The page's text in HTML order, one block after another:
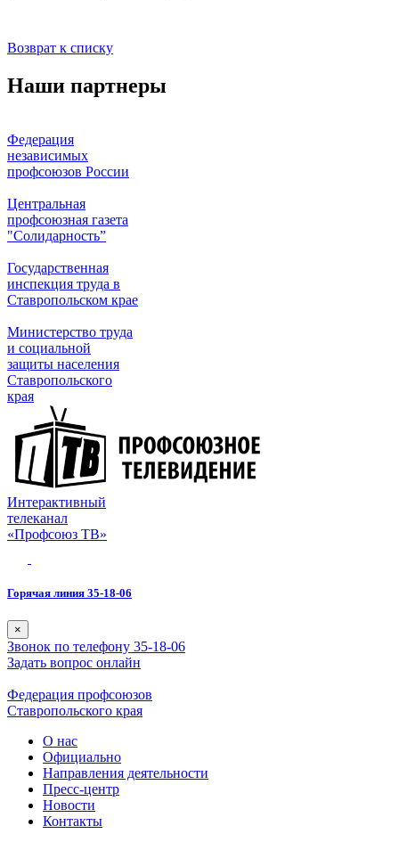
Возврат к списку
Наши партнеры
Федерация
независимых
профсоюзов России
Центральная
профсоюзная газета
"Солидарность”
Государственная
инспекция труда в
Ставропольском крае
Министерство труда
и социальной
защиты населения
Ставропольского
края
Интерактивный
телеканал
«Профсоюз ТВ»
Горячая линия 35-18-06
×
Звонок по телефону 35-18-06
Задать вопрос онлайн
Федерация профсоюзов
Ставропольского края
О нас
Официально
Направления деятельности
Пресс-центр
Новости
Контакты